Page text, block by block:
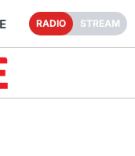
RADIO STREAM